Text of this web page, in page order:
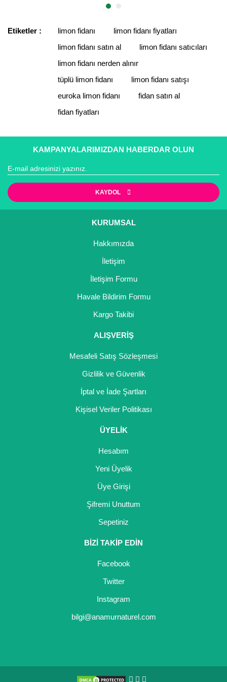
Etiketler : limon fidanı
limon fidanı fiyatları
limon fidanı satın al
limon fidanı satıcıları
limon fidanı nerden alınır
tüplü limon fidanı
limon fidanı satışı
euroka limon fidanı
fidan satın al
fidan fiyatları
KAMPANYALARIMIZDAN HABERDAR OLUN
KAYDOL
KURUMSAL
Hakkımızda
İletişim
İletişim Formu
Havale Bildirim Formu
Kargo Takibi
ALIŞVERİŞ
Mesafeli Satış Sözleşmesi
Gizlilik ve Güvenlik
İptal ve İade Şartları
Kişisel Veriler Politikası
ÜYELİK
Hesabım
Yeni Üyelik
Üye Girişi
Şifremi Unuttum
Sepetiniz
BİZİ TAKİP EDİN
Facebook
Twitter
Instagram
bilgi@anamurnaturel.com